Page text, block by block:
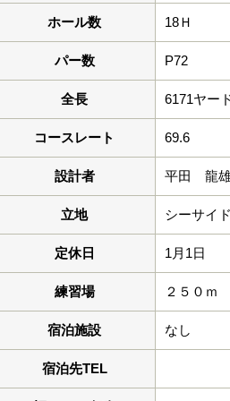
ホール数 18Ｈ
パー数 P72
全長 6171ヤー
コースレート 69.6
設計者 平田 龍
立地 シーサイド
定休日 1月1日
練習場 ２５０ｍ
宿泊施設 なし
宿泊先TEL